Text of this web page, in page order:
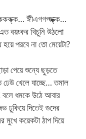
ঈীএগগগ্জ্ক্ক্ক্ক…
বয়ংকর খিচুনি উঠলো
পরবে না তো মেয়েটা?
পেয়ে শুন্যে ছুড়তে
খেলে যাচ্ছে… তমাল
বলে ধমকে উঠে আবার
ঢুকিয়ে দিতেই গুদের
মুখে কয়েকটা ঠাপ দিয়ে